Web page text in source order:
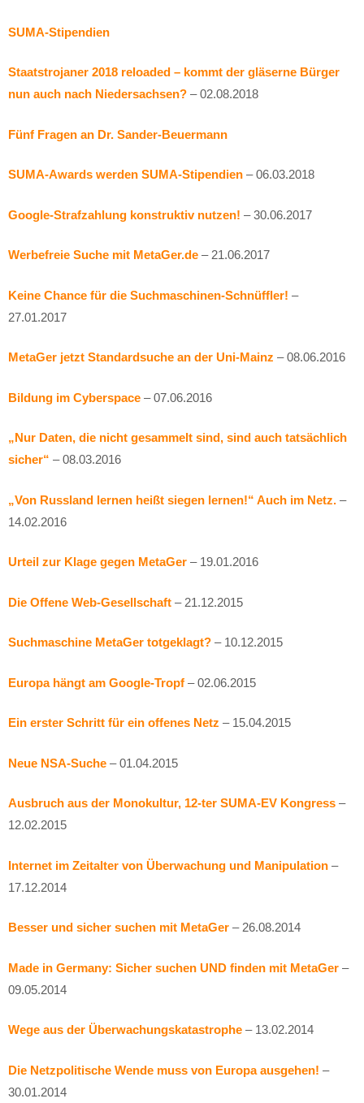
SUMA-Stipendien
Staatstrojaner 2018 reloaded – kommt der gläserne Bürger
nun auch nach Niedersachsen? – 02.08.2018
Fünf Fragen an Dr. Sander-Beuermann
SUMA-Awards werden SUMA-Stipendien – 06.03.2018
Google-Strafzahlung konstruktiv nutzen! – 30.06.2017
Werbefreie Suche mit MetaGer.de – 21.06.2017
Keine Chance für die Suchmaschinen-Schnüffler! –
27.01.2017
MetaGer jetzt Standardsuche an der Uni-Mainz – 08.06.2016
Bildung im Cyberspace – 07.06.2016
„Nur Daten, die nicht gesammelt sind, sind auch tatsächlich
sicher“ – 08.03.2016
„Von Russland lernen heißt siegen lernen!“ Auch im Netz. –
14.02.2016
Urteil zur Klage gegen MetaGer – 19.01.2016
Die Offene Web-Gesellschaft – 21.12.2015
Suchmaschine MetaGer totgeklagt? – 10.12.2015
Europa hängt am Google-Tropf – 02.06.2015
Ein erster Schritt für ein offenes Netz – 15.04.2015
Neue NSA-Suche – 01.04.2015
Ausbruch aus der Monokultur, 12-ter SUMA-EV Kongress –
12.02.2015
Internet im Zeitalter von Überwachung und Manipulation –
17.12.2014
Besser und sicher suchen mit MetaGer – 26.08.2014
Made in Germany: Sicher suchen UND finden mit MetaGer –
09.05.2014
Wege aus der Überwachungskatastrophe – 13.02.2014
Die Netzpolitische Wende muss von Europa ausgehen! –
30.01.2014